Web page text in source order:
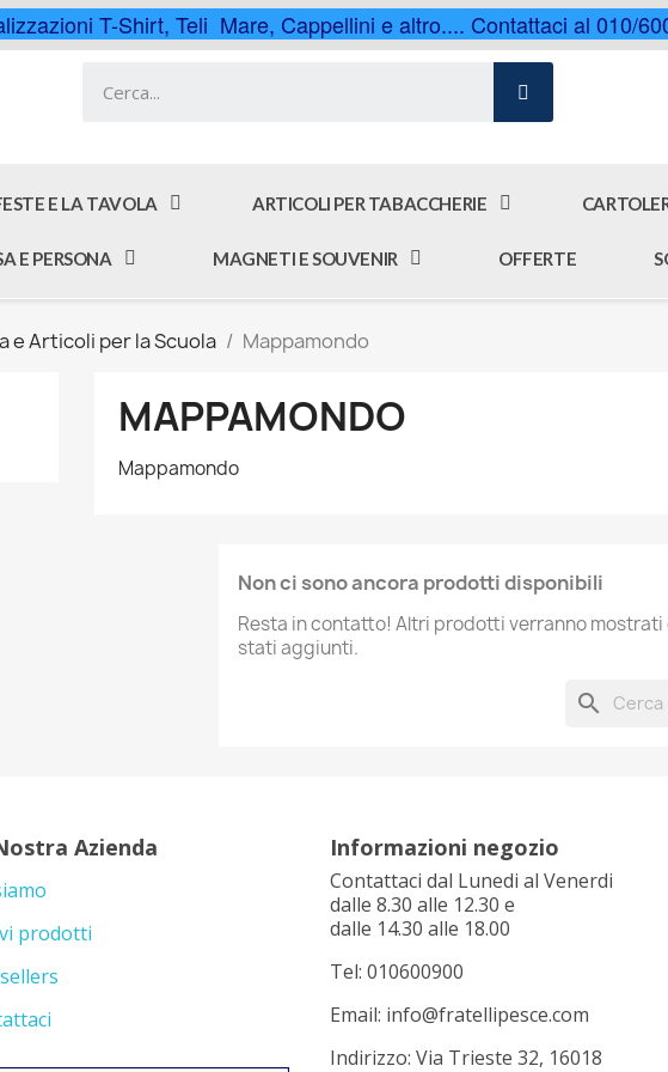
T-Shirt, Teli Mare, Cappellini e altro.... Contattaci al 010/
E LA TAVOLA ARTICOLI PER TABACCHERIE
E PERSONA MAGNETI E SOUVENIR OFFERTE
e Articoli per la Scuola Mappamondo
MAPPAMONDO
Mappamondo
Non ci sono ancora prodotti disponibili
Resta in contatto! Altri prodotti verranno mostrati
stati aggiunti.
search
Azienda
prodotti
Informazioni negozio
Contattaci dal Lunedi al Venerdi
dalle 8.30 alle 12.30 e
dalle 14.30 alle 18.00
Tel: 010600900
Email: info@fratellipesce.com
Indirizzo: Via Trieste 32, 16018